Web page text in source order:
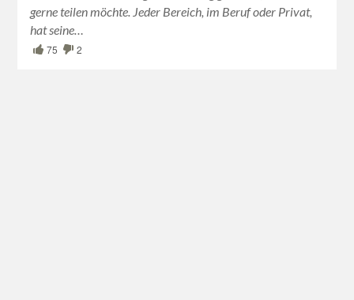
gerne teilen möchte. Jeder Bereich, im Beruf oder Privat,
hat seine…
75 2